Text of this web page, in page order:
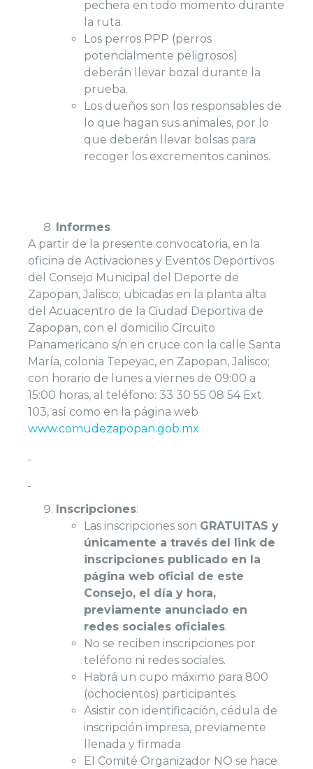
pechera en todo momento durante
la ruta.
Los perros PPP (perros
potencialmente peligrosos)
deberán llevar bozal durante la
prueba.
Los dueños son los responsables de
lo que hagan sus animales, por lo
que deberán llevar bolsas para
recoger los excrementos caninos.
Informes
A partir de la presente convocatoria, en la
oficina de Activaciones y Eventos Deportivos
del Consejo Municipal del Deporte de
Zapopan, Jalisco; ubicadas en la planta alta
del Acuacentro de la Ciudad Deportiva de
Zapopan, con el domicilio Circuito
Panamericano s/n en cruce con la calle Santa
María, colonia Tepeyac, en Zapopan, Jalisco;
con horario de lunes a viernes de 09:00 a
15:00 horas, al teléfono: 33 30 55 08 54 Ext.
103, así como en la página web
www.comudezapopan.gob.mx
Inscripciones:
Las inscripciones son GRATUITAS y
únicamente a través del link de
inscripciones publicado en la
página web oficial de este
Consejo, el día y hora,
previamente anunciado en
redes sociales oficiales.
No se reciben inscripciones por
teléfono ni redes sociales.
Habrá un cupo máximo para 800
(ochocientos) participantes.
Asistir con identificación, cédula de
inscripción impresa, previamente
llenada y firmada
El Comité Organizador NO se hace